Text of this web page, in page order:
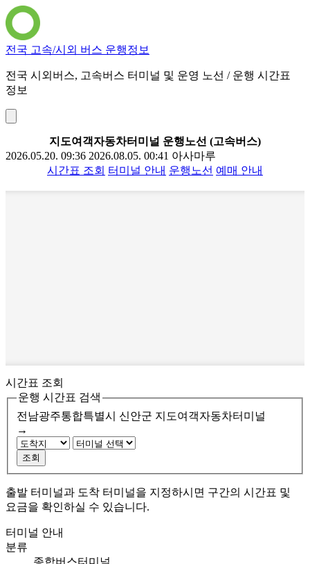
전국 고속/시외 버스 운행정보
전국 시외버스, 고속버스 터미널 및 운영 노선 / 운행 시간표
정보
지도여객자동차터미널 운행노선 (고속버스)
2026.05.20. 09:36 2026.08.05. 00:41 아사마루
시간표 조회 터미널 안내 운행노선 예매 안내
시간표 조회
운행 시간표 검색
전남광주통합특별시 신안군 지도여객자동차터미널
→
조회
출발 터미널과 도착 터미널을 지정하시면 구간의 시간표 및
요금을 확인하실 수 있습니다.
터미널 안내
분류
종합버스터미널